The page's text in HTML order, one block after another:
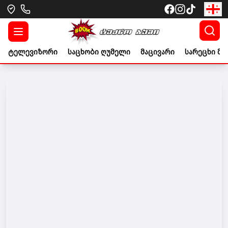
ტელევიზორი საცხობი ღუმელი მაცივარი სარეცხი